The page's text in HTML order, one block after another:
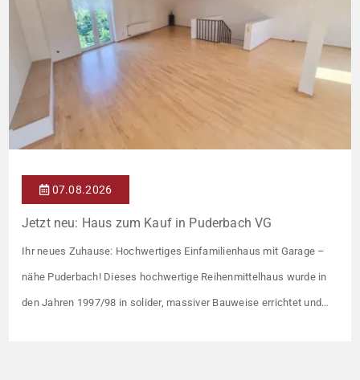
07.08.2026
Jetzt neu: Haus zum Kauf in Puderbach VG
Ihr neues Zuhause: Hochwertiges Einfamilienhaus mit Garage –
nähe Puderbach! Dieses hochwertige Reihenmittelhaus wurde in
den Jahren 1997/98 in solider, massiver Bauweise errichtet und